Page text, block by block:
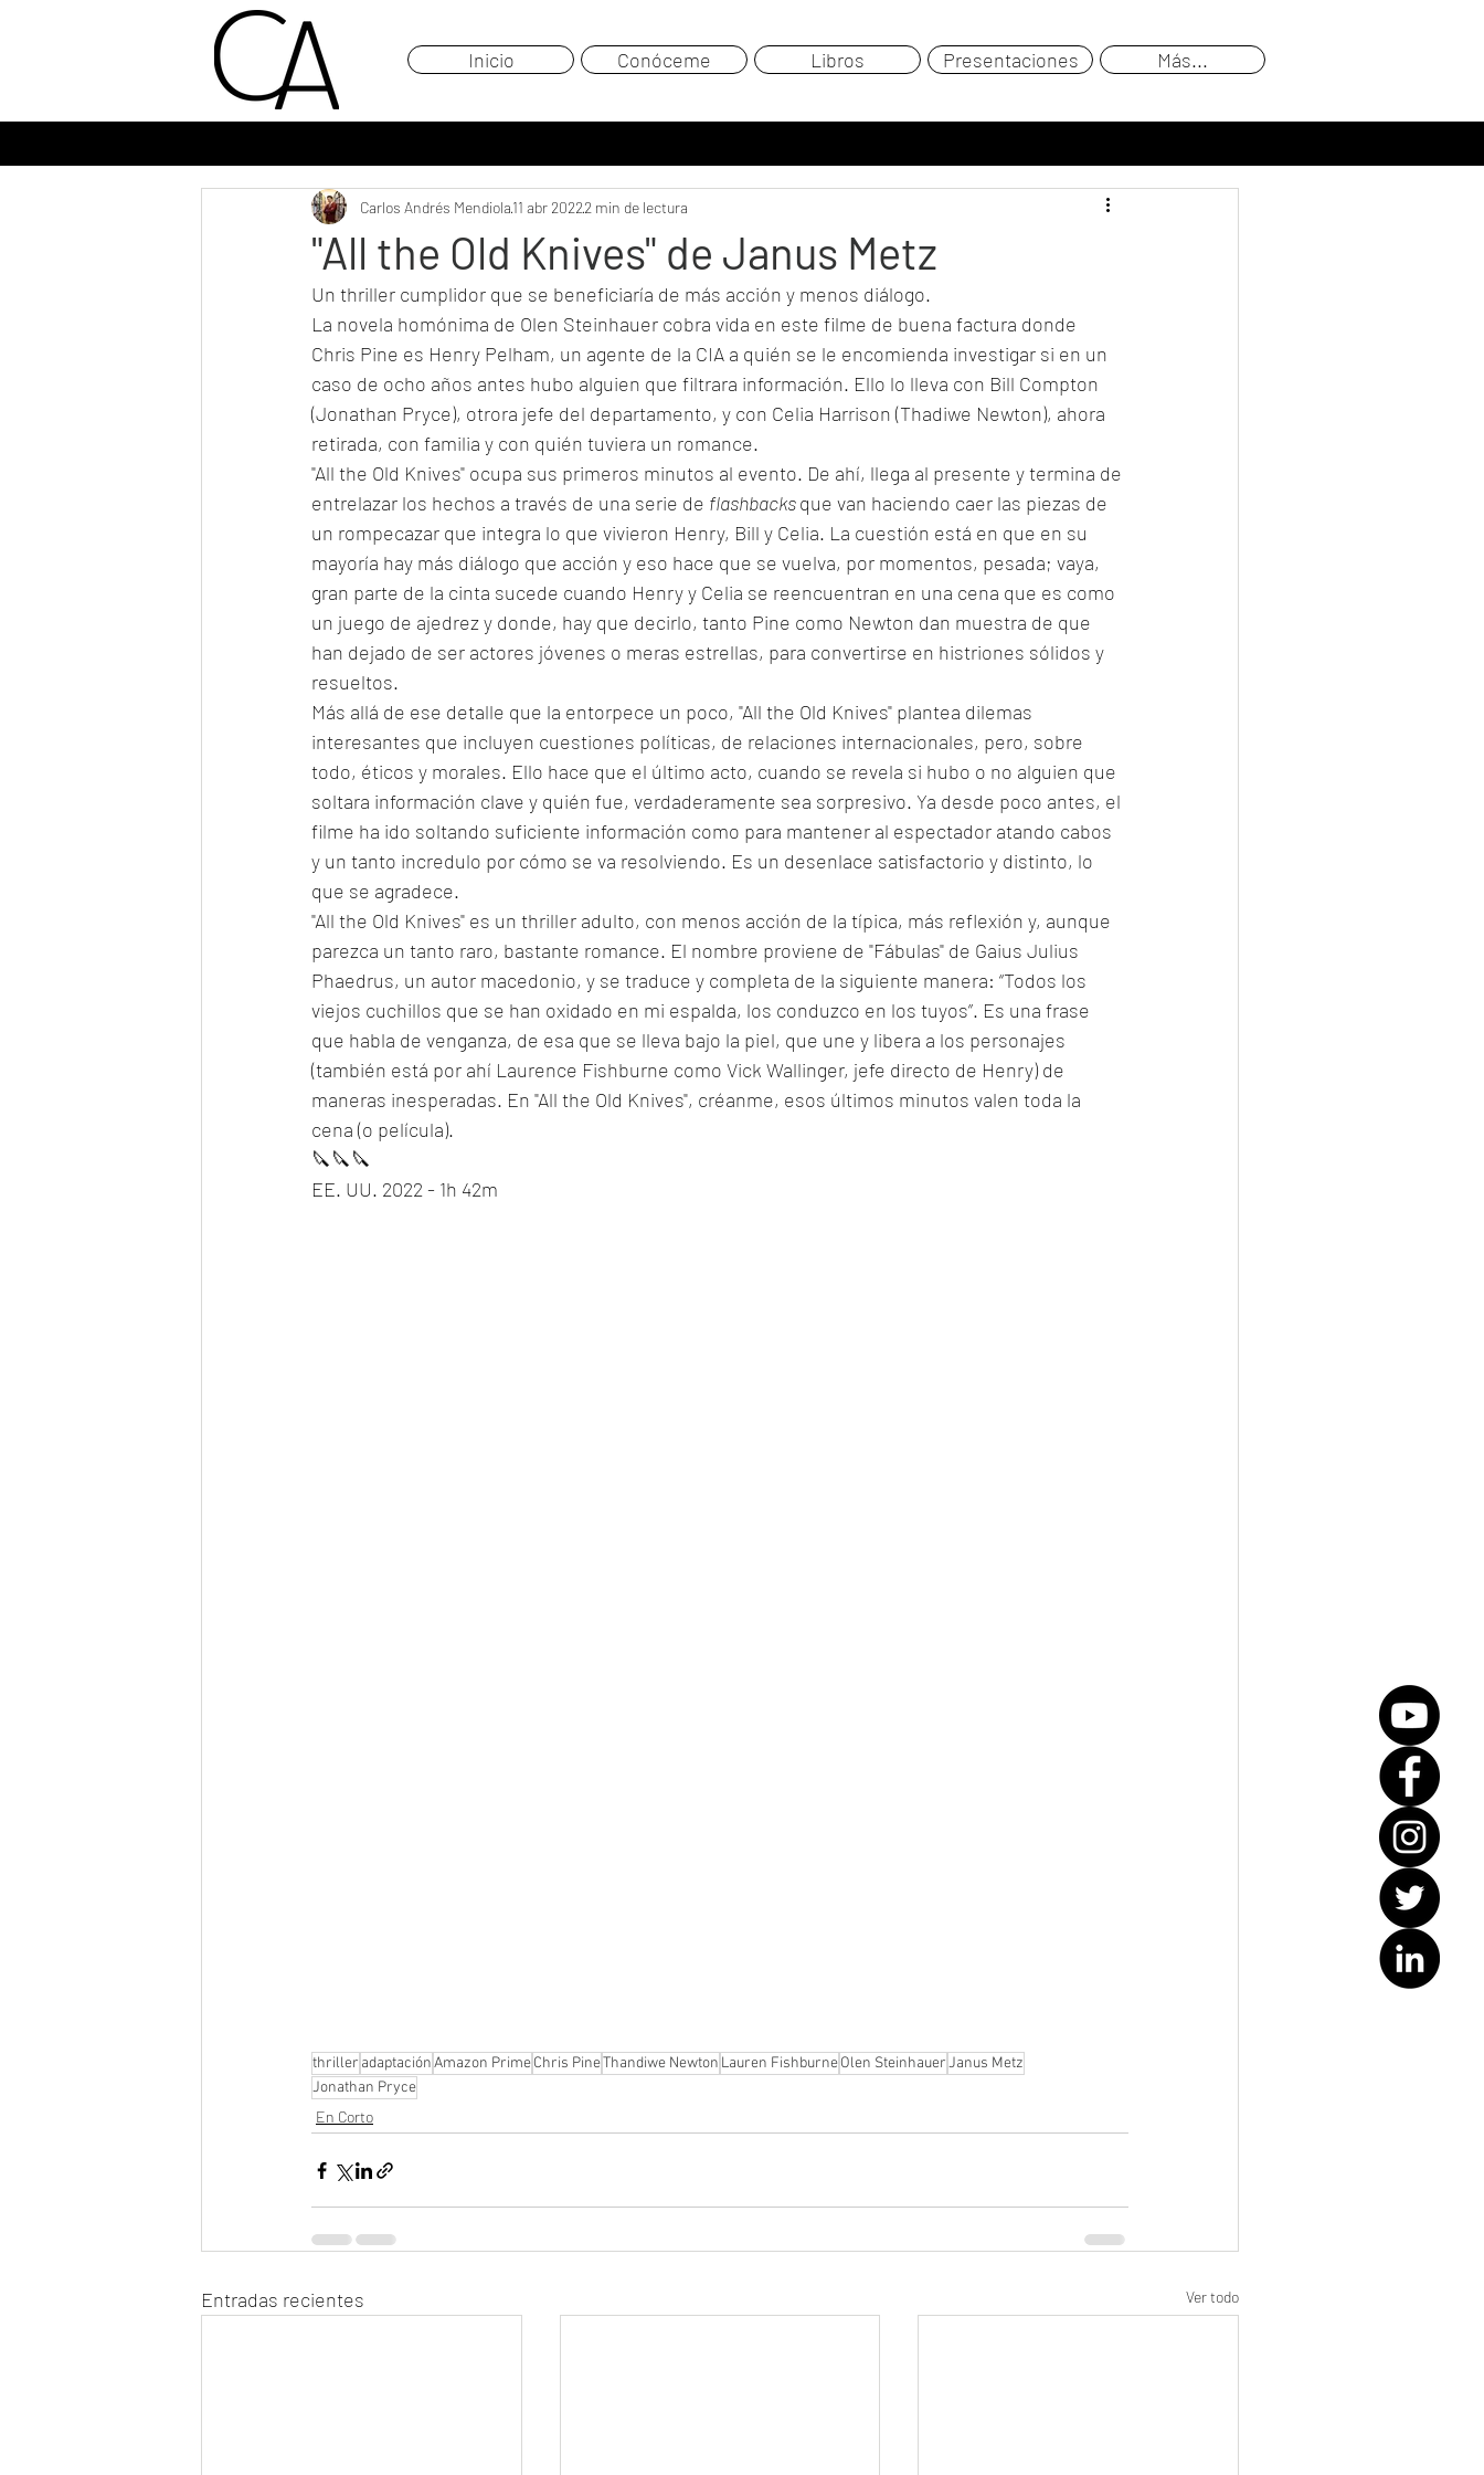
Inicio Conóceme Libros Presentaciones Más...
"All the Old Knives" de Janus Metz
Carlos Andrés Mendiola11 abr 20222 min de lectura
Un thriller cumplidor que se beneficiaría de más acción y menos diálogo.
La novela homónima de Olen Steinhauer cobra vida en este filme de buena factura donde
Chris Pine es Henry Pelham, un agente de la CIA a quién se le encomienda investigar si en un
caso de ocho años antes hubo alguien que filtrara información. Ello lo lleva con Bill Compton
(Jonathan Pryce), otrora jefe del departamento, y con Celia Harrison (Thadiwe Newton), ahora
retirada, con familia y con quién tuviera un romance.
"All the Old Knives" ocupa sus primeros minutos al evento. De ahí, llega al presente y termina de
entrelazar los hechos a través de una serie de flashbacks que van haciendo caer las piezas de
un rompecazar que integra lo que vivieron Henry, Bill y Celia. La cuestión está en que en su
mayoría hay más diálogo que acción y eso hace que se vuelva, por momentos, pesada; vaya,
gran parte de la cinta sucede cuando Henry y Celia se reencuentran en una cena que es como
un juego de ajedrez y donde, hay que decirlo, tanto Pine como Newton dan muestra de que
han dejado de ser actores jóvenes o meras estrellas, para convertirse en histriones sólidos y
resueltos.
Más allá de ese detalle que la entorpece un poco, "All the Old Knives" plantea dilemas
interesantes que incluyen cuestiones políticas, de relaciones internacionales, pero, sobre
todo, éticos y morales. Ello hace que el último acto, cuando se revela si hubo o no alguien que
soltara información clave y quién fue, verdaderamente sea sorpresivo. Ya desde poco antes, el
filme ha ido soltando suficiente información como para mantener al espectador atando cabos
y un tanto incredulo por cómo se va resolviendo. Es un desenlace satisfactorio y distinto, lo
que se agradece.
"All the Old Knives" es un thriller adulto, con menos acción de la típica, más reflexión y, aunque
parezca un tanto raro, bastante romance. El nombre proviene de "Fábulas" de Gaius Julius
Phaedrus, un autor macedonio, y se traduce y completa de la siguiente manera: “Todos los
viejos cuchillos que se han oxidado en mi espalda, los conduzco en los tuyos”. Es una frase
que habla de venganza, de esa que se lleva bajo la piel, que une y libera a los personajes
(también está por ahí Laurence Fishburne como Vick Wallinger, jefe directo de Henry) de
maneras inesperadas. En "All the Old Knives", créanme, esos últimos minutos valen toda la
cena (o película).
🔪🔪🔪
EE. UU. 2022 - 1h 42m
thriller adaptaciónAmazon PrimeChris PineThandiwe Newton Lauren FishburneOlen SteinhauerJanus Metz
Jonathan Pryce
En Corto
Entradas recientes Ver todo